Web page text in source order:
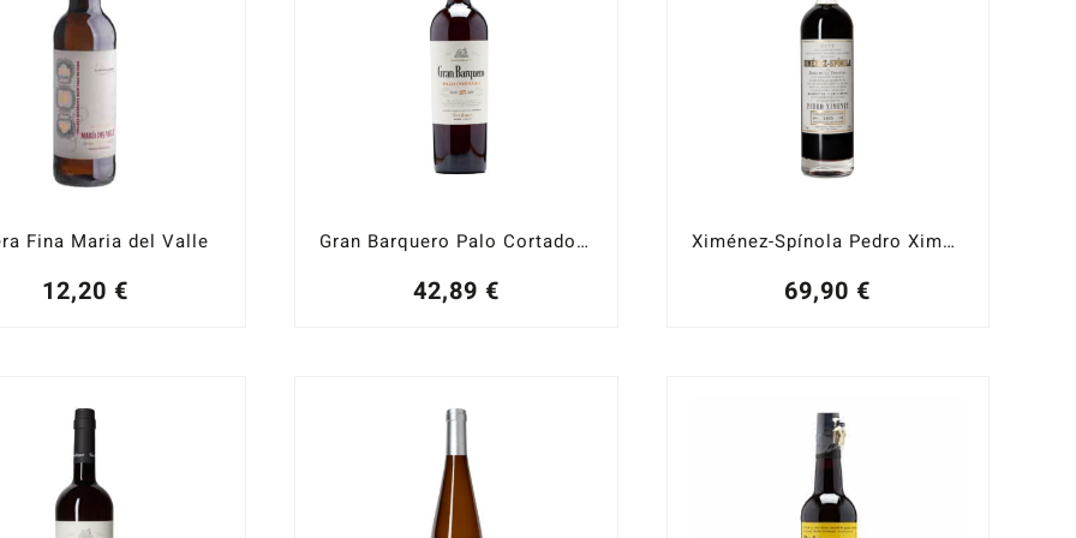
Fina Maria del Valle
12,20 €
Gran Barquero Palo Cortado Solera 25 años
42,89 €
Ximénez-Spínola Pedro Ximénez Solera 1918
69,90€